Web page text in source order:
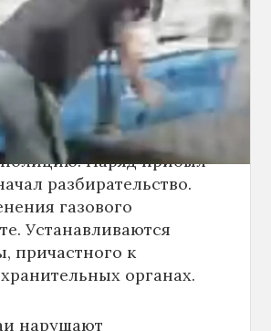
кондуктор и один из
признаки
помощь была
как
Наряд прибыл
разбирательство.
газового
Устанавливаются
причастного к
органах.
нарушают